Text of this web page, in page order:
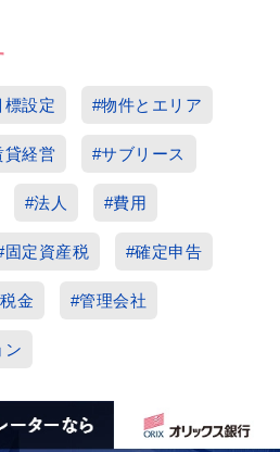
標設定 #物件とエリア
貸経営 #サブリース
#法人 #費用
固定資産税 #確定申告
金 #管理会社
ン